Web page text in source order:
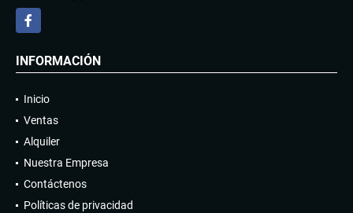
Facebook
INFORMACIÓN
Inicio
Ventas
Alquiler
Nuestra Empresa
Contáctenos
Políticas de privacidad